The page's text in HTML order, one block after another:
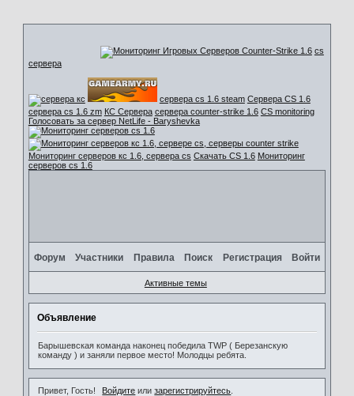
cs
сервера
сервера cs 1.6 steam Сервера CS 1.6
сервера cs 1.6 zm КС Сервера сервера counter-strike 1.6 CS monitoring
Голосовать за сервер NetLife - Baryshevka
Мониторинг серверов кс 1.6, сервера cs Скачать CS 1.6 Мониторинг
серверов cs 1.6
Форум Участники Правила Поиск Регистрация Войти
Активные темы
Объявление
Барышевская команда наконец победила TWP ( Березанскую
команду ) и заняли первое место! Молодцы ребята.
Привет, Гость! Войдите илизарегистрируйтесь